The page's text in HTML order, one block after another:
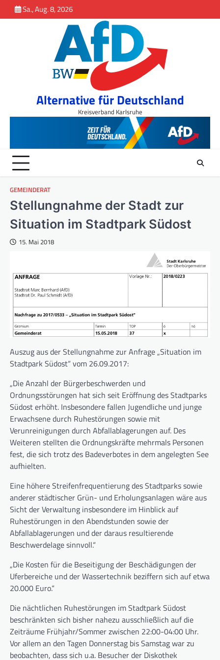
springen
to
Sa., Aug. 8, 2026
Alternative für Deutschland
Kreisverband Karlsruhe
GEMEINDERAT
Stellungnahme der Stadt zur
Situation im Stadtpark Südost
15. Mai 2018
Auszug aus der Stellungnahme zur Anfrage „Situation im
Stadtpark Südost“ vom 26.09.2017:
„Die Anzahl der Bürgerbeschwerden und
Ordnungsstörungen hat sich seit Eröffnung des Stadtparks
Südost erhöht. Insbesondere fallen Jugendliche und junge
Erwachsene durch Ruhestörungen sowie mit
Verunreinigungen durch Abfallablagerungen auf. Des
Weiteren stellten die Ordnungskräfte mehrmals Personen
fest, die sich trotz des Badeverbotes in dem angelegten See
aufhielten.
Eine höhere Streifenfrequentierung des Stadtparks sowie
anderer städtischer Grün- und Erholungsanlagen wäre aus
Sicht der Verwaltung insbesondere im Hinblick auf
Ruhestörungen in den Abendstunden sowie der
Abfallablagerungen und der daraus resultierende
Beschwerdelage sinnvoll.“
„Die Kosten für die Beseitigung der Beschädigungen der
Uferbereiche und der Wassertechnik beziffern sich auf etwa
20.000 Euro.“
Die nächtlichen Ruhestörungen im Stadtpark Südost
beschränkten sich bisher nahezu ausschließlich auf die
Zeiträume Frühjahr/Sommer zwischen 22:00-04:00 Uhr.
Vor allem an den Tagen Donnerstag bis Samstag war zu
beobachten, dass sich u.a. Besucher der Diskothek